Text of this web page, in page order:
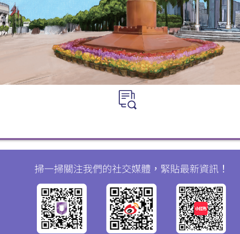
掃一掃關注我們的社交媒體，緊貼最新資訊！